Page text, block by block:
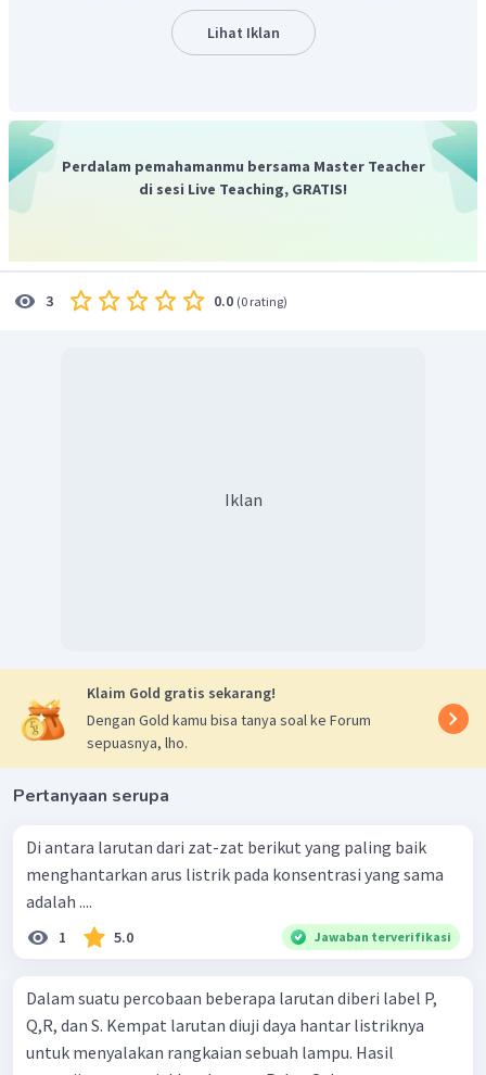
Lihat Iklan
Perdalam pemahamanmu bersama Master Teacher
di sesi Live Teaching, GRATIS!
3 0.0 (0 rating)
Iklan
Klaim Gold gratis sekarang!
Dengan Gold kamu bisa tanya soal ke Forum
sepuasnya, lho.
Pertanyaan serupa
Di antara larutan dari zat-zat berikut yang paling baik
menghantarkan arus listrik pada konsentrasi yang sama
adalah ....
1 5.0 Jawaban terverifikasi
Dalam suatu percobaan beberapa larutan diberi label P,
Q,R, dan S. Kempat larutan diuji daya hantar listriknya
untuk menyalakan rangkaian sebuah lampu. Hasil